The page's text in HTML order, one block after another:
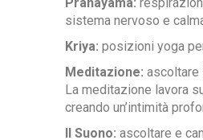
sistema nervoso e
Kriya: posizioni yoga
Meditazione: ascoltare
La meditazione lavora
creando un’intimità
Il Suono: ascoltare e